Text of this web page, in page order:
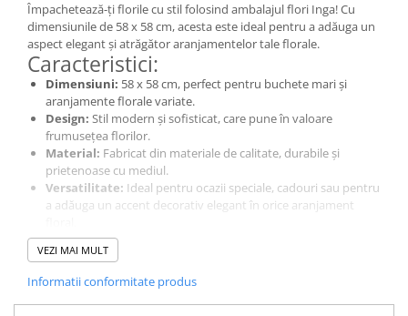
Împachetează-ți florile cu stil folosind ambalajul flori Inga! Cu
dimensiunile de 58 x 58 cm, acesta este ideal pentru a adăuga un
aspect elegant și atrăgător aranjamentelor tale florale.
Caracteristici:
Dimensiuni: 58 x 58 cm, perfect pentru buchete mari și
aranjamente florale variate.
Design: Stil modern și sofisticat, care pune în valoare
frumusețea florilor.
Material: Fabricat din materiale de calitate, durabile și
prietenoase cu mediul.
Versatilitate: Ideal pentru ocazii speciale, cadouri sau pentru
a adăuga un accent decorativ elegant în orice aranjament
Alege ambalajul flori Inga pentru a transforma fiecare buchet
într-un cadou special, plin de stil și rafinament!
VEZI MAI MULT
Informatii conformitate produs